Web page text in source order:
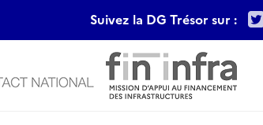
Suivez la DG Trésor sur :